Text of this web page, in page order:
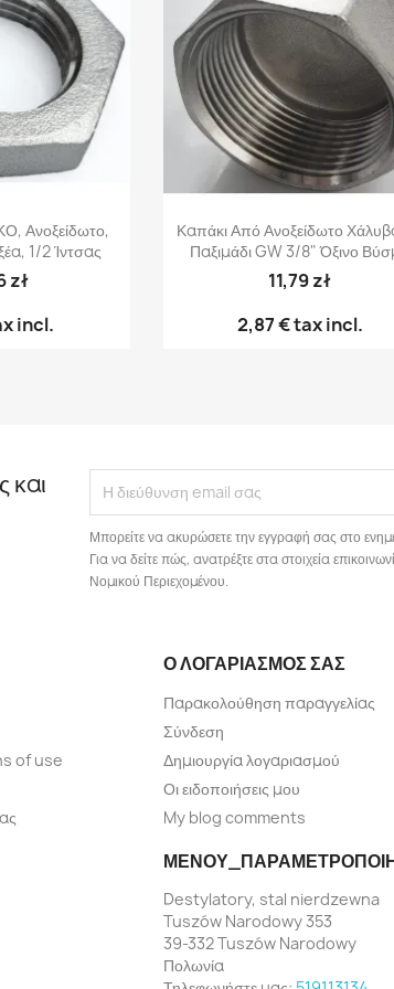
προβολή
Ανοξείδωτο,
1/2 Ίντσας
zł
incl.
Γρήγορη προβολή
Καπάκι Από Ανοξείδωτο
Παξιμάδι GW 3/8" Όξινο
11,79 zł
2,87 €tax incl.
και
Μπορείτε να ακυρώσετε την εγγραφή σας στο
Για να δείτε πώς, ανατρέξτε στα στοιχεία
Νομικού Περιεχομένου.
of use
Ο ΛΟΓΑΡΙΑΣΜΌΣ ΣΑΣ
Παρακολούθηση παραγγελίας
Σύνδεση
Δημιουργία λογαριασμού
Οι ειδοποιήσεις μου
My blog comments
Destylatory, stal nierdzewna
Tuszów Narodowy 353
39-332 Tuszów Narodowy
Πολωνία